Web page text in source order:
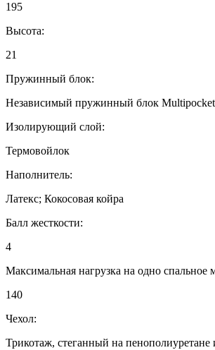
195
Высота:
21
Пружинный блок:
Независимый пружинный блок Multipocket
Изолирующий слой:
Термовойлок
Наполнитель:
Латекс; Кокосовая койра
Балл жесткости:
4
Максимальная нагрузка на одно спальное
140
Чехол:
Трикотаж, стеганный на пенополиуретане